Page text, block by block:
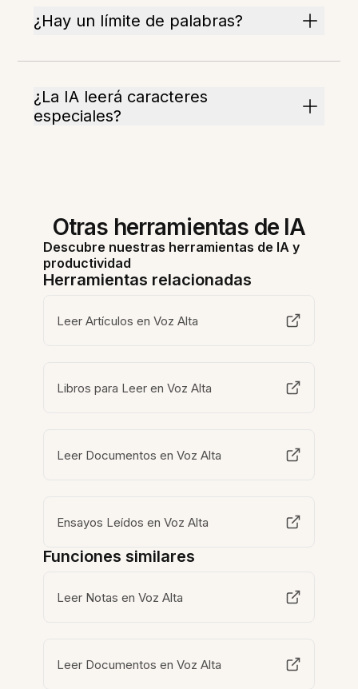
¿Hay un límite de palabras?
¿La IA leerá caracteres
especiales?
Otras herramientas de IA
Descubre nuestras herramientas de IA y
productividad
Herramientas relacionadas
Leer Artículos en Voz Alta
Libros para Leer en Voz Alta
Leer Documentos en Voz Alta
Ensayos Leídos en Voz Alta
Funciones similares
Leer Notas en Voz Alta
Leer Documentos en Voz Alta